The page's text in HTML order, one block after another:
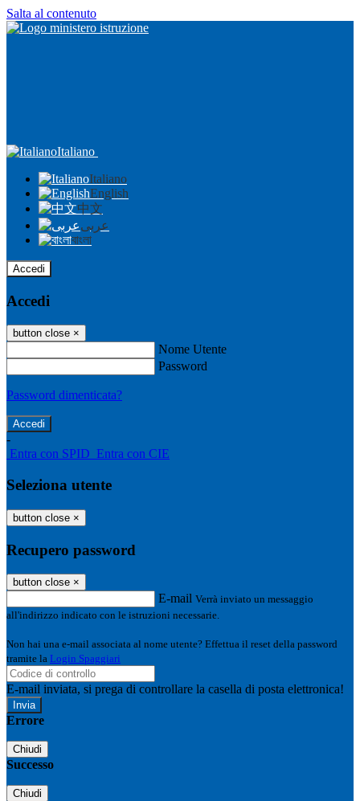
Salta al contenuto
Italiano
Italiano
English
中文
عربى
বাংলা
Accedi
Accedi
button close ×
Nome Utente
Password
Password dimenticata?
-
Entra con SPID Entra con CIE
Seleziona utente
button close ×
Recupero password
button close ×
E-mail Verrà inviato un messaggio
all'indirizzo indicato con le istruzioni necessarie.
Non hai una e-mail associata al nome utente? Effettua il reset della password
tramite la Login Spaggiari
E-mail inviata, si prega di controllare la casella di posta elettronica!
Errore
Chiudi
Successo
Chiudi